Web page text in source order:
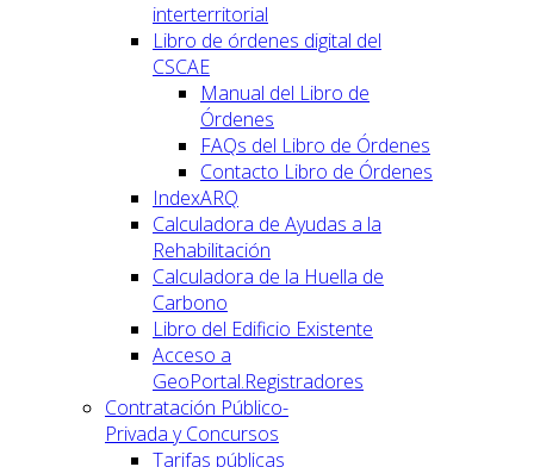
interterritorial
Libro de órdenes digital del
CSCAE
Manual del Libro de
Órdenes
FAQs del Libro de Órdenes
Contacto Libro de Órdenes
IndexARQ
Calculadora de Ayudas a la
Rehabilitación
Calculadora de la Huella de
Carbono
Libro del Edificio Existente
Acceso a
GeoPortal.Registradores
Contratación Público-
Privada y Concursos
Tarifas públicas